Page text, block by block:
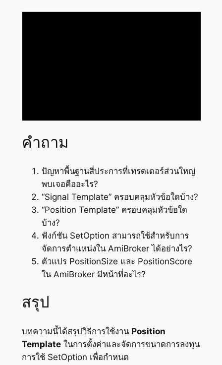
คำถาม
ปัญหาพื้นฐานสี่ประการที่เทรดเดอร์ส่วนใหญ่
พบเจอคืออะไร?
“Signal Template” ครอบคลุมหัวข้อใดบ้าง?
“Position Template” ครอบคลุมหัวข้อใด
บ้าง?
ฟังก์ชัน SetOption สามารถใช้สำหรับการ
จัดการตำแหน่งใน AmiBroker ได้อย่างไร?
ตัวแปร PositionSize และ PositionScore
ใน AmiBroker มีหน้าที่อะไร?
สรุป
บทความนี้ได้สรุปวิธีการใช้งาน Position
Templateในการตั้งค่าและจัดการขนาดการลงทุน
การใช้ SetOption เพื่อกำหนด